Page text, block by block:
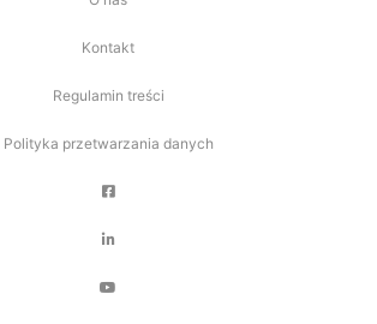
Kontakt
Regulamin treści
Polityka przetwarzania danych